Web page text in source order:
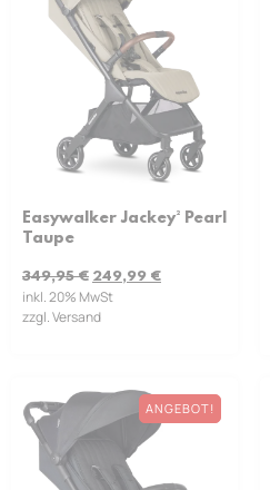
Easywalker Jackey² Pearl
Taupe
349,95€ 249,99 €
inkl. 20% MwSt
zzgl. Versand
ANGEBOT!